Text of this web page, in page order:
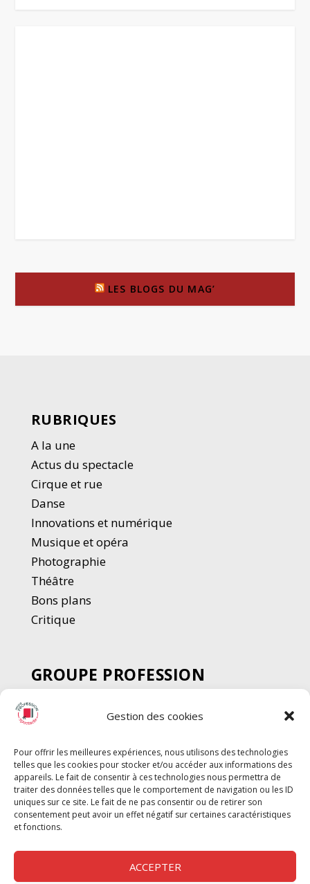
Gestion des cookies
Pour offrir les meilleures expériences, nous utilisons des technologies
telles que les cookies pour stocker et/ou accéder aux informations des
appareils. Le fait de consentir à ces technologies nous permettra de
traiter des données telles que le comportement de navigation ou les ID
uniques sur ce site. Le fait de ne pas consentir ou de retirer son
consentement peut avoir un effet négatif sur certaines caractéristiques
et fonctions.
ACCEPTER
LES BLOGS DU MAG’
RUBRIQUES
A la une
Actus du spectacle
Cirque et rue
Danse
Innovations et numérique
Musique et opéra
Photographie
Théâtre
Bons plans
Critique
GROUPE PROFESSION
SPECTACLE
Chèque Intermittents
Chèque Compta
Chèque Emploi Spectacle
G-Pods
Profession Audio-visuel